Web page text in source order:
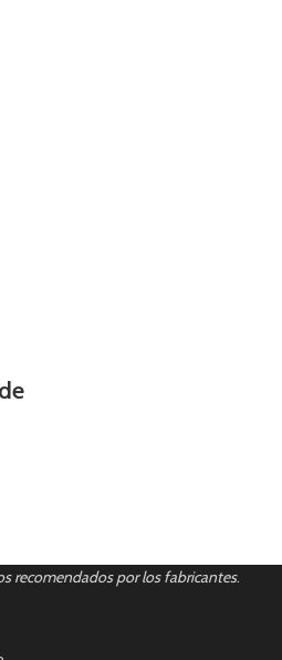
recomendados por los fabricantes.